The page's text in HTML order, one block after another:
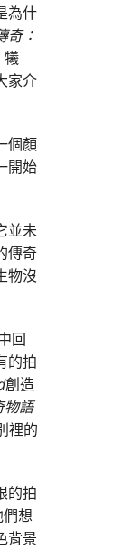
為什
奇：
犧
家介
個顏
開始
並未
傳奇
物沒
回
的拍
創造
物語
裡的
的拍
想
背景